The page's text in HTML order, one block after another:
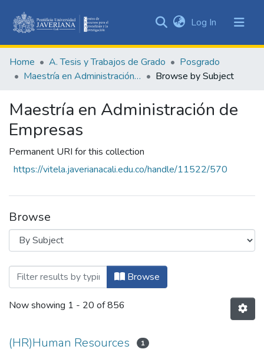
&
Collections
Log In (current)
Home A. Tesis y Trabajos de Grado
Posgrado
Maestría en Administración de Empresas
Browse by Subject
Maestría en Administración de
Empresas
Permanent URI for this collection
https://vitela.javerianacali.edu.co/handle/11522/570
Browse
Browsing Maestría en Administración
Browse
Now showing 1 - 20 of 856
(HR)Human Resources 1